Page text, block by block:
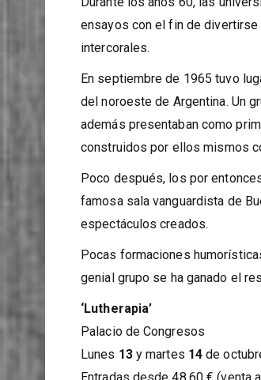
ensayos con el fin de
intercorales.
En septiembre de 1965 tuvo
del noroeste de Argentina. Un
además presentaban como
construidos por ellos mismos
Poco después, los por
famosa sala vanguardista de
espectáculos creados.
Pocas formaciones
genial grupo se ha ganado el
‘Lutherapia’
Palacio de Congresos
Lunes 13y martes 14 de